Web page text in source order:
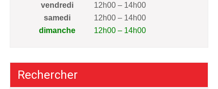
vendredi
12h00 – 14h00
samedi
12h00 – 14h00
dimanche
12h00 – 14h00
Rechercher